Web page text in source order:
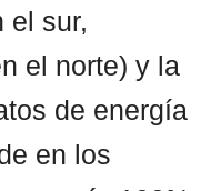
el sur,
el norte) y la
de energía
en los